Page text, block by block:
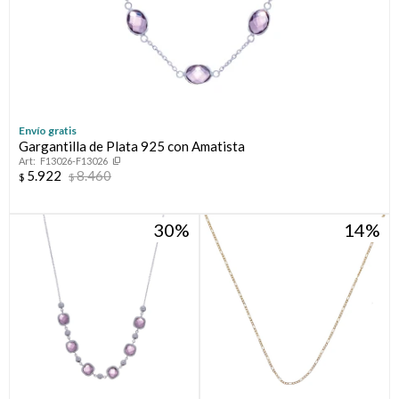
Envío gratis
Gargantilla de Plata 925 con Amatista
F13026-F13026
$ 5.922 $8.460
30 14
Mes
Continuar
Elegís Pago Después como metodo de pago
* sujeto a aprobación crediticia. El monto disponible puede
variar por comercio